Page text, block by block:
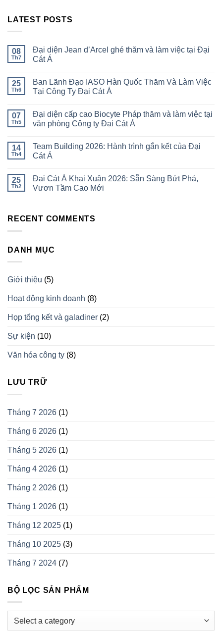
LATEST POSTS
08
Th7
Đại diện Jean d’Arcel ghé thăm và làm việc tại Đại
Cát Á
25
Th6
Ban Lãnh Đạo IASO Hàn Quốc Thăm Và Làm Việc
Tại Công Ty Đại Cát Á
07
Th5
Đại diện cấp cao Biocyte Pháp thăm và làm việc tại
văn phòng Công ty Đại Cát Á
14
Th4
Team Building 2026: Hành trình gắn kết của Đại
Cát Á
25
Th2
Đại Cát Á Khai Xuân 2026: Sẵn Sàng Bứt Phá,
Vươn Tầm Cao Mới
RECENT COMMENTS
DANH MỤC
Giới thiệu (5)
Hoạt động kinh doanh (8)
Họp tổng kết và galadiner (2)
Sự kiện (10)
Văn hóa công ty (8)
LƯU TRỮ
Tháng 7 2026 (1)
Tháng 6 2026 (1)
Tháng 5 2026 (1)
Tháng 4 2026 (1)
Tháng 2 2026 (1)
Tháng 1 2026 (1)
Tháng 12 2025 (1)
Tháng 10 2025 (3)
Tháng 7 2024 (7)
BỘ LỌC SẢN PHẨM